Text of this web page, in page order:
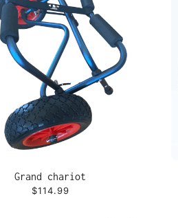
Grand chariot
$114.99